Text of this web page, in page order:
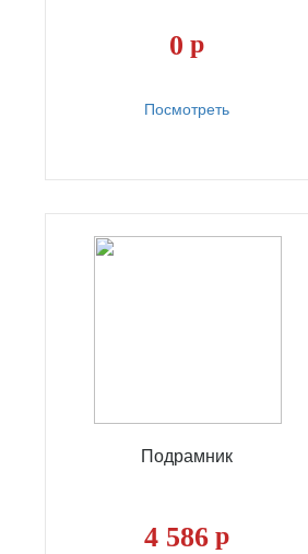
0 р
Посмотреть
Подрамник
4 586 р